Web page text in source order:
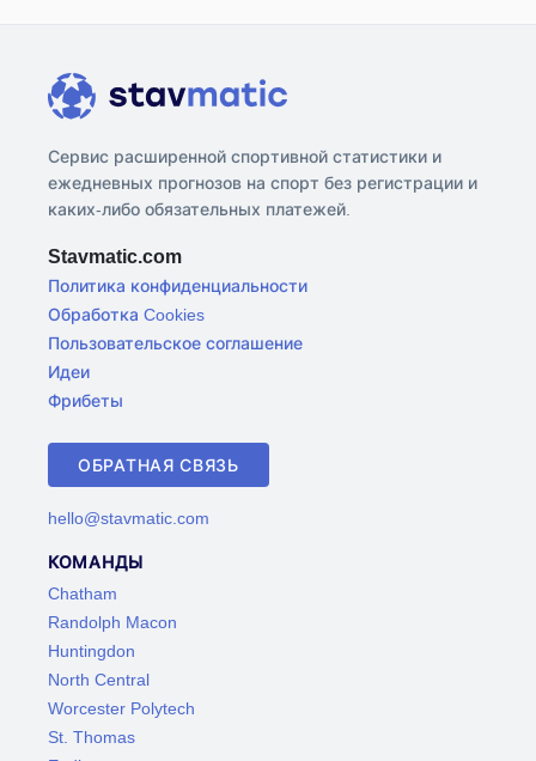
Сервис расширенной спортивной статистики и
ежедневных прогнозов на спорт без регистрации и
каких-либо обязательных платежей.
Stavmatic.com
Политика конфиденциальности
Обработка Cookies
Пользовательское соглашение
Идеи
Фрибеты
ОБРАТНАЯ СВЯЗЬ
hello@stavmatic.com
КОМАНДЫ
Chatham
Randolph Macon
Huntingdon
North Central
Worcester Polytech
St. Thomas